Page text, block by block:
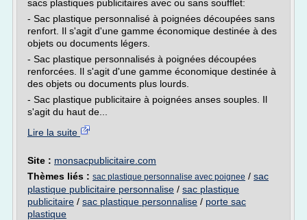
sacs plastiques publicitaires avec ou sans soufflet:
- Sac plastique personnalisé à poignées découpées sans
renfort. Il s'agit d'une gamme économique destinée à des
objets ou documents légers.
- Sac plastique personnalisés à poignées découpées
renforcées. Il s'agit d'une gamme économique destinée à
des objets ou documents plus lourds.
- Sac plastique publicitaire à poignées anses souples. Il
s'agit du haut de...
Lire la suite
Site : monsacpublicitaire.com
Thèmes liés : sac plastique personnalise avec poignee / sac
plastique publicitaire personnalise / sac plastique
publicitaire / sac plastique personnalise / porte sac
plastique